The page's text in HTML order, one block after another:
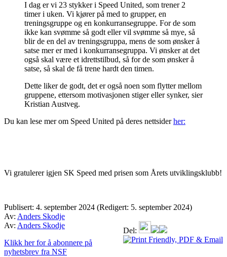
I dag er vi 23 stykker i Speed United, som trener 2
timer i uken. Vi kjører på med to grupper, en
treningsgruppe og en konkurransegruppe. For de som
ikke kan svømme så godt eller vil svømme så mye, så
blir de en del av treningsgruppa, mens de som ønsker å
satse mer er med i konkurransegruppa. Vi ønsker at det
også skal være et idrettstilbud, så for de som ønsker å
satse, så skal de få trene hardt den timen.
Dette liker de godt, det er også noen som flytter mellom
gruppene, ettersom motivasjonen stiger eller synker, sier
Kristian Austveg.
Du kan lese mer om Speed United på deres nettsiderher:
Vi gratulerer igjen SK Speed med prisen som Årets utviklingsklubb!
Publisert: 4. september 2024 (Redigert: 5. september 2024)
Av: Anders Skodje
Del:
Av: Anders Skodje
Klikk her for å abonnere på
nyhetsbrev fra NSF